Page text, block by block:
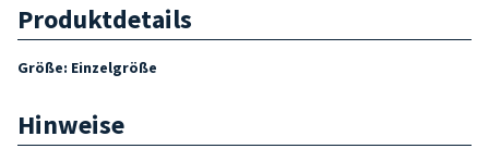
Produktdetails
Größe: Einzelgröße
Hinweise